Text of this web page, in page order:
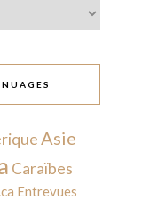
Asie
Caraïbes
Entrevues